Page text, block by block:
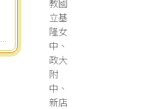
教國
立基
隆女
中、
政大
附
中、
新店